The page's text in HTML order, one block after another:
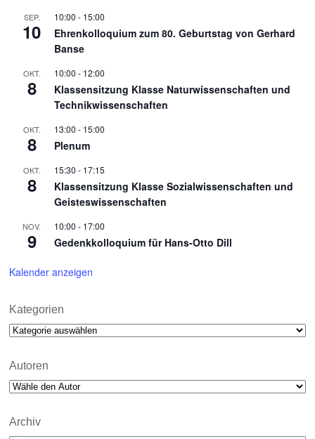
SEP.
10
10:00 - 15:00
Ehrenkolloquium zum 80. Geburtstag von Gerhard
Banse
OKT.
8
10:00 - 12:00
Klassensitzung Klasse Naturwissenschaften und
Technikwissenschaften
OKT.
8
13:00 - 15:00
Plenum
OKT.
8
15:30 - 17:15
Klassensitzung Klasse Sozialwissenschaften und
Geisteswissenschaften
NOV.
9
10:00 - 17:00
Gedenkkolloquium für Hans-Otto Dill
Kalender anzeigen
Kategorien
Kategorien
Autoren
Archiv